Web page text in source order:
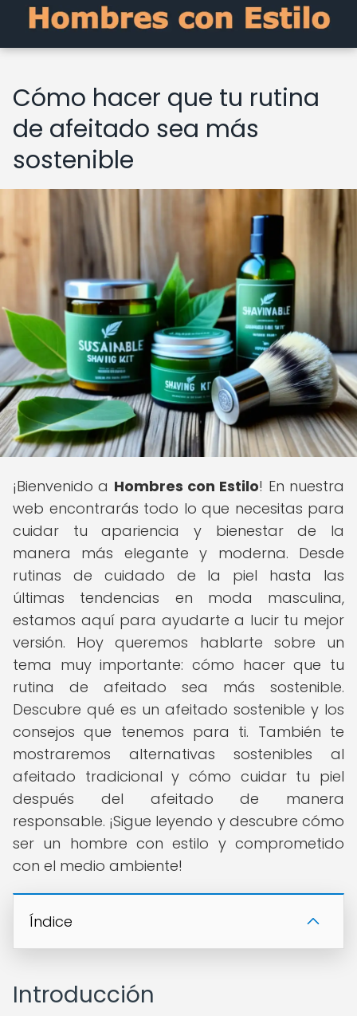
Cómo hacer que tu rutina
de afeitado sea más
sostenible
¡Bienvenido a Hombres con Estilo! En nuestra
web encontrarás todo lo que necesitas para
cuidar tu apariencia y bienestar de la
manera más elegante y moderna. Desde
rutinas de cuidado de la piel hasta las
últimas tendencias en moda masculina,
estamos aquí para ayudarte a lucir tu mejor
versión. Hoy queremos hablarte sobre un
tema muy importante: cómo hacer que tu
rutina de afeitado sea más sostenible.
Descubre qué es un afeitado sostenible y los
consejos que tenemos para ti. También te
mostraremos alternativas sostenibles al
afeitado tradicional y cómo cuidar tu piel
después del afeitado de manera
responsable. ¡Sigue leyendo y descubre cómo
ser un hombre con estilo y comprometido
con el medio ambiente!
Índice
Introducción